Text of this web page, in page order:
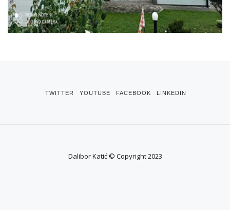
TWITTER YOUTUBE FACEBOOK LINKEDIN
Dalibor Katić © Copyright 2023